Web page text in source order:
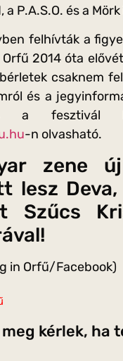
P.A.S.O. és a Mörk
felhívták a
2014 óta
csaknem
és a
a fesztivál
-n olvasható.
zene
lesz
Szűcs
in Orfű/Facebook)
meg kérlek, ha